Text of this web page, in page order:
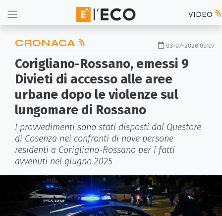
VIDEO
CRONACA 03-07-2026 09:07
Corigliano-Rossano, emessi 9
Divieti di accesso alle aree
urbane dopo le violenze sul
lungomare di Rossano
I provvedimenti sono stati disposti dal Questore
di Cosenza nei confronti di nove persone
residenti a Corigliano-Rossano per i fatti
avvenuti nel giugno 2025